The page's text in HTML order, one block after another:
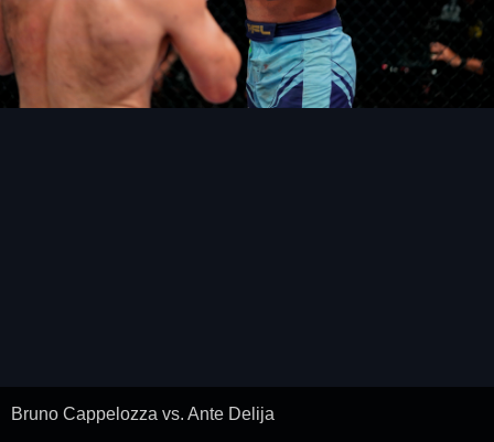
Bruno Cappelozza vs. Ante Delija